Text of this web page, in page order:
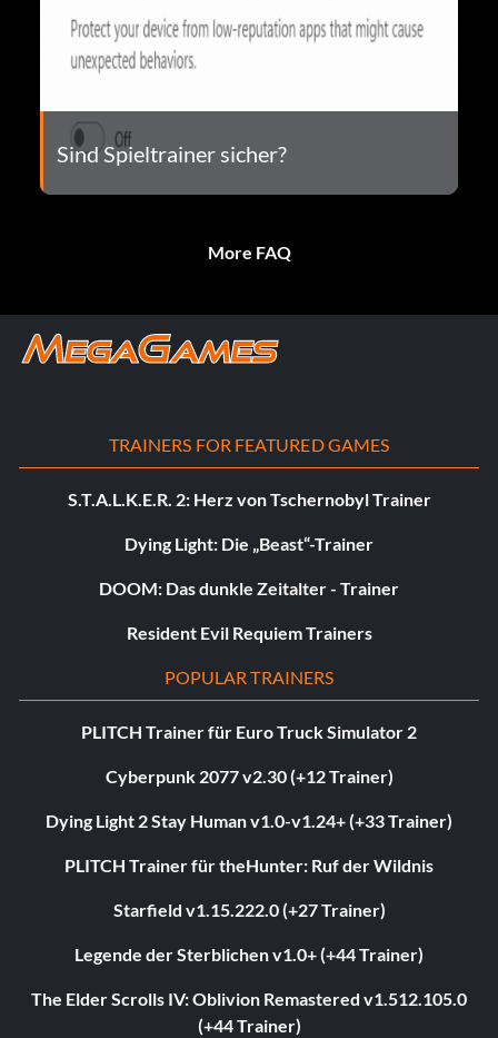
Sind Spieltrainer sicher?
More FAQ
TRAINERS FOR FEATURED GAMES
S.T.A.L.K.E.R. 2: Herz von Tschernobyl Trainer
Dying Light: Die „Beast“-Trainer
DOOM: Das dunkle Zeitalter - Trainer
Resident Evil Requiem Trainers
POPULAR TRAINERS
PLITCH Trainer für Euro Truck Simulator 2
Cyberpunk 2077 v2.30 (+12 Trainer)
Dying Light 2 Stay Human v1.0-v1.24+ (+33 Trainer)
PLITCH Trainer für theHunter: Ruf der Wildnis
Starfield v1.15.222.0 (+27 Trainer)
Legende der Sterblichen v1.0+ (+44 Trainer)
The Elder Scrolls IV: Oblivion Remastered v1.512.105.0
(+44 Trainer)